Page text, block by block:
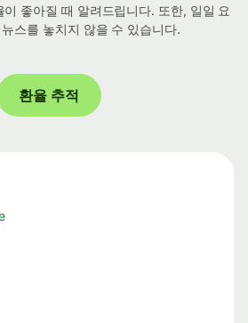
좋아질 때 알려드립니다. 또한, 일일 요
스를 놓치지 않을 수 있습니다.
환율 추적